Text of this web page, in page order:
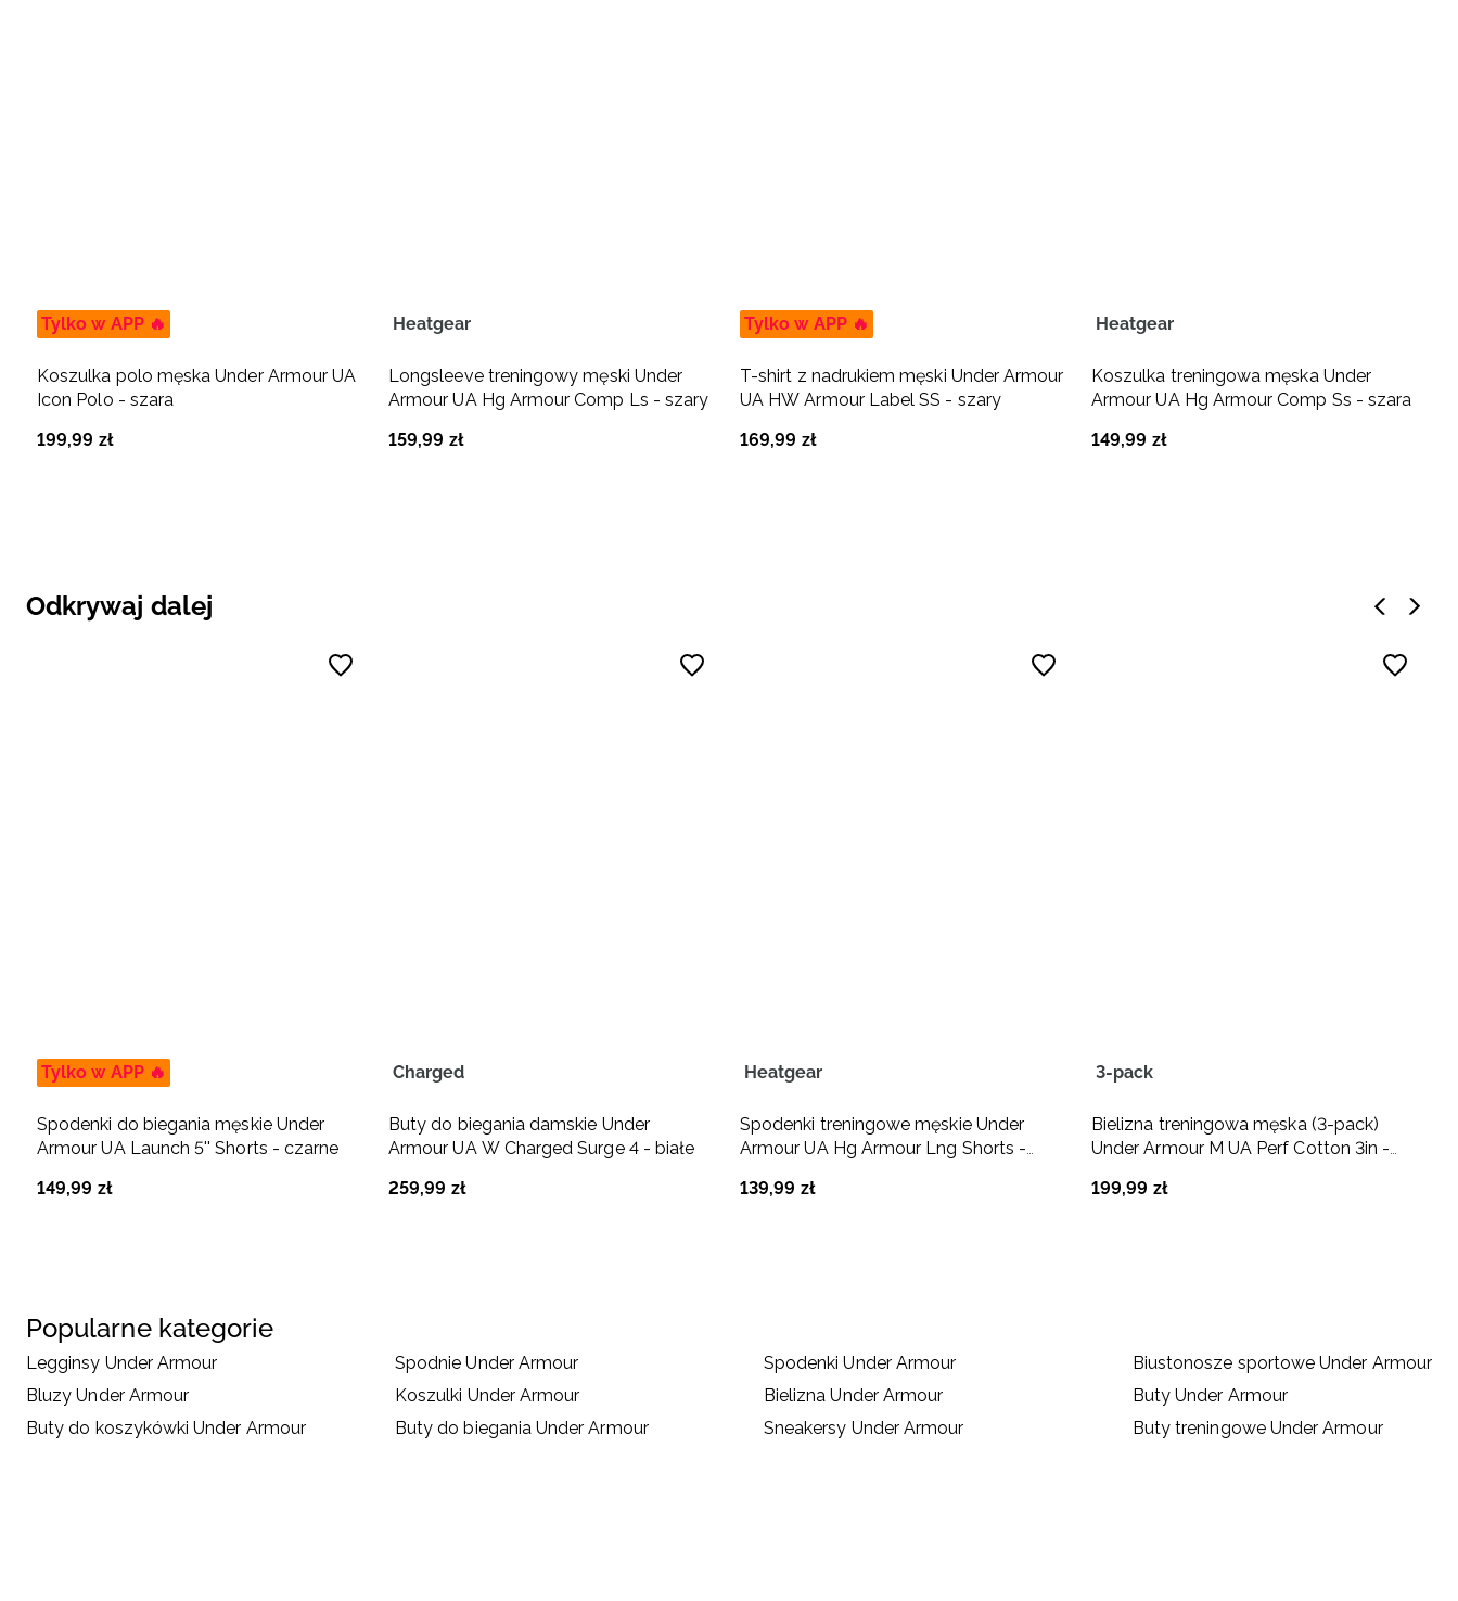
Tylko w APP 🔥
Koszulka polo męska Under Armour UA
Icon Polo - szara
199,99 zł
Heatgear
Longsleeve treningowy męski Under
Armour UA Hg Armour Comp Ls - szary
159,99 zł
Tylko w APP 🔥
T-shirt z nadrukiem męski Under Armour
UA HW Armour Label SS - szary
169,99 zł
Heatgear
Koszulka treningowa męska Under
Armour UA Hg Armour Comp Ss - szara
149,99 zł
Odkrywaj dalej
Tylko w APP 🔥
Spodenki do biegania męskie Under
Armour UA Launch 5'' Shorts - czarne
149,99 zł
Charged
Buty do biegania damskie Under
Armour UA W Charged Surge 4 - białe
259,99 zł
Heatgear
Spodenki treningowe męskie Under
Armour UA Hg Armour Lng Shorts -
139,99 zł
3-pack
Bielizna treningowa męska (3-pack)
Under Armour M UA Perf Cotton 3in -
199,99 zł
Popularne kategorie
Legginsy Under Armour Spodnie Under Armour Spodenki Under Armour
Biustonosze sportowe Under Armour
Bluzy Under Armour
Koszulki Under Armour Bielizna Under Armour
Buty Under Armour
Buty do koszykówki Under Armour
Buty do biegania Under Armour Sneakersy Under Armour Buty treningowe Under Armour